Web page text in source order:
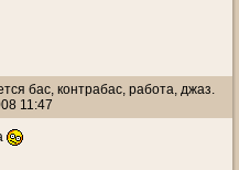
бас, контрабас, работа, джаз.
11:47